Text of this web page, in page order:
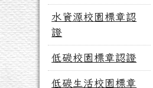
水資源校園標章認
證
低碳校園標章認證
低碳生活校園標章